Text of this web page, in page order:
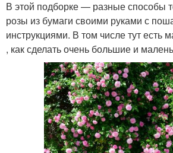
В этой подборке — разные способы
розы из бумаги своими руками с
инструкциями. В том числе тут есть
, как сделать очень большие и